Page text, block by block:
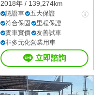
2018年 / 139,274km
認證車
五大保證
符合保固
里程保證
實車實價
友善試車
非多元化營業用車
立即諮詢